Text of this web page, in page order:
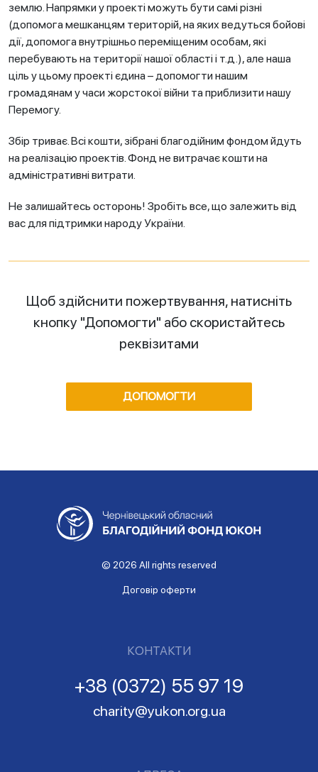
землю. Напрямки у проекті можуть бути самі різні
(допомога мешканцям територій, на яких ведуться бойові
дії, допомога внутрішньо переміщеним особам, які
перебувають на території нашої області і т.д.), але наша
ціль у цьому проекті єдина – допомогти нашим
громадянам у часи жорстокої війни та приблизити нашу
Перемогу.
Збір триває. Всі кошти, зібрані благодійним фондом йдуть
на реалізацію проектів. Фонд не витрачає кошти на
адміністративні витрати.
Не залишайтесь осторонь! Зробіть все, що залежить від
вас для підтримки народу України.
Щоб здійснити пожертвування, натисніть
кнопку "Допомогти" або скористайтесь
реквізитами
ДОПОМОГТИ
© 2026 All rights reserved
Договір оферти
КОНТАКТИ
+38 (0372) 55 97 19
charity@yukon.org.ua